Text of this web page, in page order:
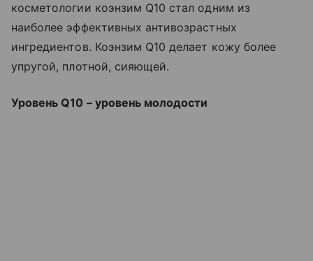
косметологии коэнзим Q10 стал одним из
наиболее эффективных антивозрастных
ингредиентов. Коэнзим Q10 делает кожу более
упругой, плотной, сияющей.
Уровень Q10 – уровень молодости